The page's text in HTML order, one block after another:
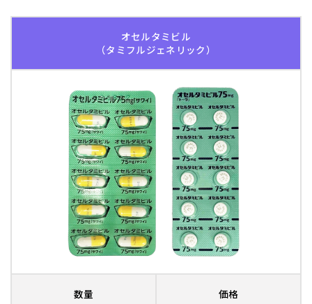
オセルタミビル
（タミフルジェネリック）
数量 価格